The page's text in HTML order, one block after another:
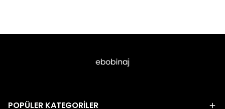
POPÜLER KATEGORİLER